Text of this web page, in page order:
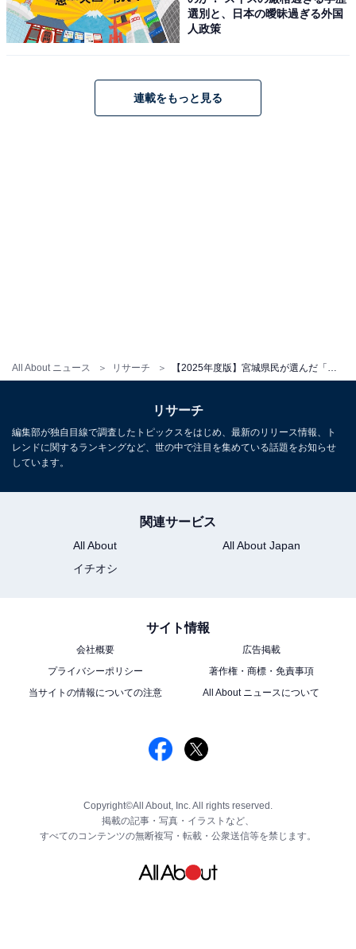
All About ニュース リサーチ
選別と、日本の曖昧過ぎる外国
人政策
連載をもっと見る
リサーチ
編集部が独自目線で調査したトピックスをはじめ、最新のリリース情報、ト
レンドに関するランキングなど、世の中で注目を集めている話題をお知らせ
しています。
関連サービス
All About
All About Japan
イチオシ
サイト情報
会社概要
広告掲載
プライバシーポリシー
著作権・商標・免責事項
当サイトの情報についての注意
All About ニュースについて
Copyright©All About, Inc. All rights reserved.
掲載の記事・写真・イラストなど、
すべてのコンテンツの無断複写・転載・公衆送信等を禁じます。